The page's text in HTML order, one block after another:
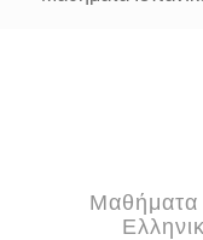
Μαθήματα